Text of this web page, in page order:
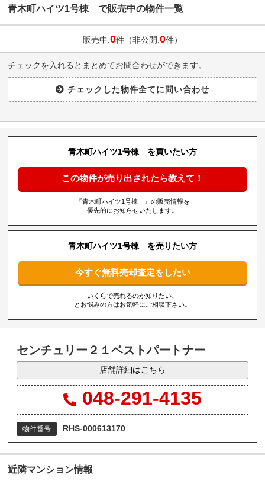
青木町ハイツ1号棟 で販売中の物件一覧
販売中:0件（非公開:0件）
チェックを入れるとまとめてお問合わせができます。
青木町ハイツ1号棟 を買いたい方
この物件が売り出されたら教えて！
『青木町ハイツ1号棟 』の販売情報を
優先的にお知らせいたします。
青木町ハイツ1号棟 を売りたい方
今すぐ無料売却査定をしたい
いくらで売れるのか知りたい、
とお悩みの方はお気軽にご相談下さい。
センチュリー２１ベストパートナー
店舗詳細はこちら
048-291-4135
物件番号 RHS-000613170
近隣マンション情報